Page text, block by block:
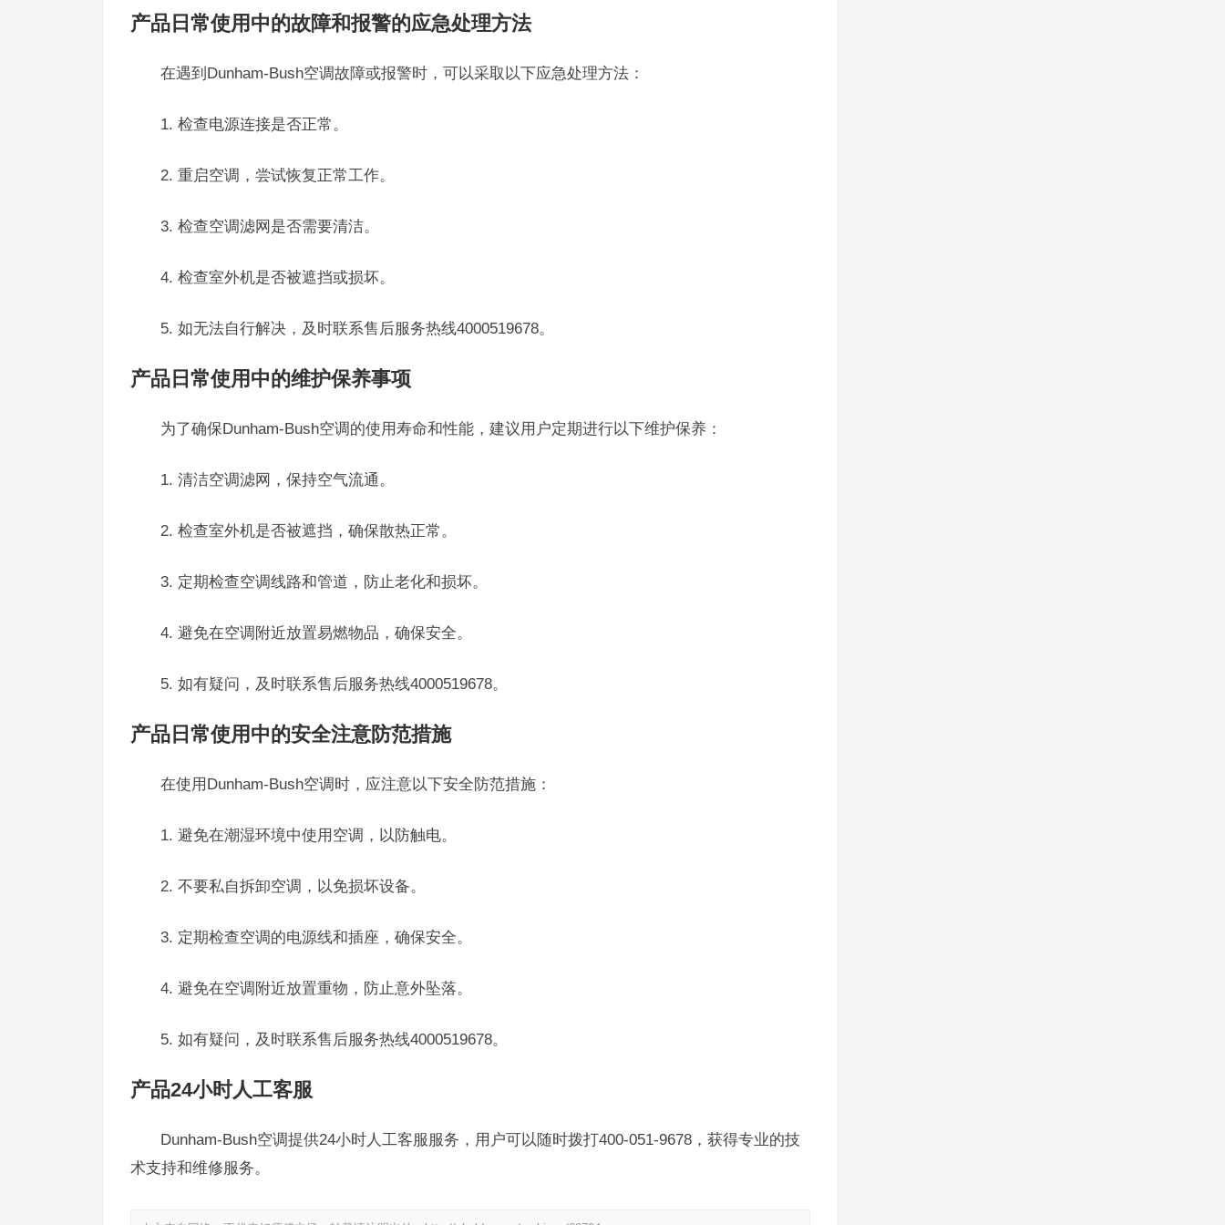
产品日常使用中的故障和报警的应急处理方法
在遇到Dunham-Bush空调故障或报警时，可以采取以下应急处理方法：
1. 检查电源连接是否正常。
2. 重启空调，尝试恢复正常工作。
3. 检查空调滤网是否需要清洁。
4. 检查室外机是否被遮挡或损坏。
5. 如无法自行解决，及时联系售后服务热线4000519678。
产品日常使用中的维护保养事项
为了确保Dunham-Bush空调的使用寿命和性能，建议用户定期进行以下维护保养：
1. 清洁空调滤网，保持空气流通。
2. 检查室外机是否被遮挡，确保散热正常。
3. 定期检查空调线路和管道，防止老化和损坏。
4. 避免在空调附近放置易燃物品，确保安全。
5. 如有疑问，及时联系售后服务热线4000519678。
产品日常使用中的安全注意防范措施
在使用Dunham-Bush空调时，应注意以下安全防范措施：
1. 避免在潮湿环境中使用空调，以防触电。
2. 不要私自拆卸空调，以免损坏设备。
3. 定期检查空调的电源线和插座，确保安全。
4. 避免在空调附近放置重物，防止意外坠落。
5. 如有疑问，及时联系售后服务热线4000519678。
产品24小时人工客服
Dunham-Bush空调提供24小时人工客服服务，用户可以随时拨打400-051-9678，获得专业的技
术支持和维修服务。